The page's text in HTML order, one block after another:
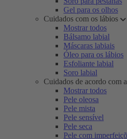
Gel para os olhos
Cuidados com os lábios
Mostrar todos
Bálsamo labial
Máscaras labiais
Óleo para os lábios
Esfoliante labial
Soro labial
Cuidados de acordo com
Mostrar todos
Pele oleosa
Pele mista
Pele sensível
Pele seca
Pele com